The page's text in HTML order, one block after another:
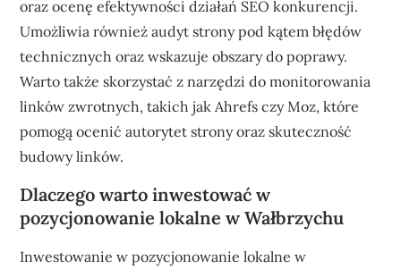
oraz ocenę efektywności działań SEO konkurencji.
Umożliwia również audyt strony pod kątem błędów
technicznych oraz wskazuje obszary do poprawy.
Warto także skorzystać z narzędzi do monitorowania
linków zwrotnych, takich jak Ahrefs czy Moz, które
pomogą ocenić autorytet strony oraz skuteczność
budowy linków.
Dlaczego warto inwestować w
pozycjonowanie lokalne w Wałbrzychu
Inwestowanie w pozycjonowanie lokalne w